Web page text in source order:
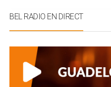
BEL RADIO EN DIRECT